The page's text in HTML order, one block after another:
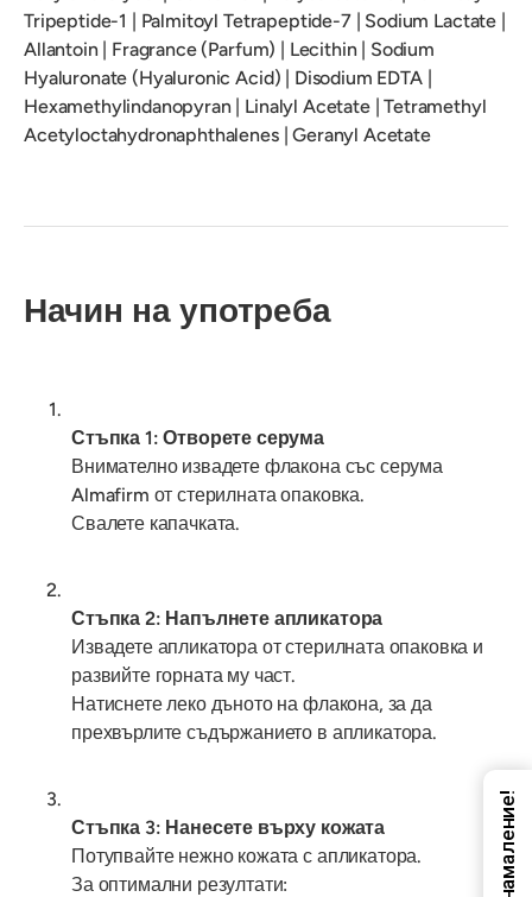
Tripeptide-1 | Palmitoyl Tetrapeptide-7 | Sodium Lactate |
Allantoin | Fragrance (Parfum) | Lecithin | Sodium
Hyaluronate (Hyaluronic Acid) | Disodium EDTA |
Hexamethylindanopyran | Linalyl Acetate | Tetramethyl
Acetyloctahydronaphthalenes | Geranyl Acetate
Начин на употреба
Стъпка 1: Отворете серума
Внимателно извадете флакона със серума
Almafirm от стерилната опаковка.
Свалете капачката.
Стъпка 2: Напълнете апликатора
Извадете апликатора от стерилната опаковка и
развийте горната му част.
Натиснете леко дъното на флакона, за да
прехвърлите съдържанието в апликатора.
Стъпка 3: Нанесете върху кожата
Потупвайте нежно кожата с апликатора.
За оптимални резултати: